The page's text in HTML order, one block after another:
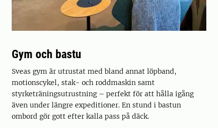
Gym och bastu
Sveas gym är utrustat med bland annat löpband,
motionscykel, stak- och roddmaskin samt
styrketräningsutrustning – perfekt för att hålla igång
även under längre expeditioner. En stund i bastun
ombord gör gott efter kalla pass på däck.